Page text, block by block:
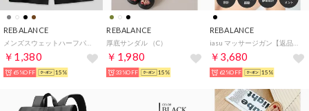
REBALANCE
￥1,380
65%OFF 15%
REBALANCE
厚底サンダル （C）
￥1,980
33%OFF 15%
REBALANCE
iasu マッサージガン【返品不可商品】 （ブラック）
￥3,680
62%OFF 15%